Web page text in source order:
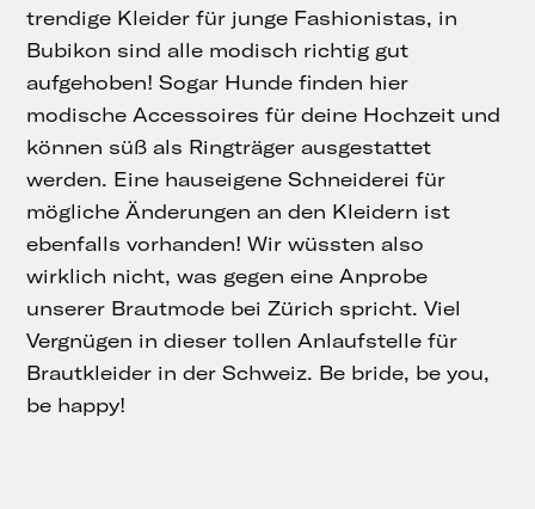
trendige Kleider für junge Fashionistas, in
Bubikon sind alle modisch richtig gut
aufgehoben! Sogar Hunde finden hier
modische Accessoires für deine Hochzeit und
können süß als Ringträger ausgestattet
werden. Eine hauseigene Schneiderei für
mögliche Änderungen an den Kleidern ist
ebenfalls vorhanden! Wir wüssten also
wirklich nicht, was gegen eine Anprobe
unserer Brautmode bei Zürich spricht. Viel
Vergnügen in dieser tollen Anlaufstelle für
Brautkleider in der Schweiz. Be bride, be you,
be happy!